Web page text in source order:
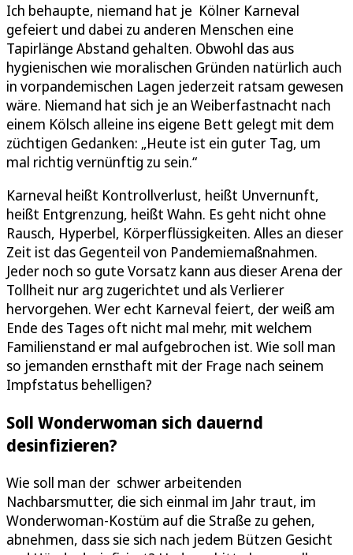
Ich behaupte, niemand hat je Kölner Karneval
gefeiert und dabei zu anderen Menschen eine
Tapirlänge Abstand gehalten. Obwohl das aus
hygienischen wie moralischen Gründen natürlich auch
in vorpandemischen Lagen jederzeit ratsam gewesen
wäre. Niemand hat sich je an Weiberfastnacht nach
einem Kölsch alleine ins eigene Bett gelegt mit dem
züchtigen Gedanken: „Heute ist ein guter Tag, um
mal richtig vernünftig zu sein.“
Karneval heißt Kontrollverlust, heißt Unvernunft,
heißt Entgrenzung, heißt Wahn. Es geht nicht ohne
Rausch, Hyperbel, Körperflüssigkeiten. Alles an dieser
Zeit ist das Gegenteil von Pandemiemaßnahmen.
Jeder noch so gute Vorsatz kann aus dieser Arena der
Tollheit nur arg zugerichtet und als Verlierer
hervorgehen. Wer echt Karneval feiert, der weiß am
Ende des Tages oft nicht mal mehr, mit welchem
Familienstand er mal aufgebrochen ist. Wie soll man
so jemanden ernsthaft mit der Frage nach seinem
Impfstatus behelligen?
Soll Wonderwoman sich dauernd
desinfizieren?
Wie soll man der schwer arbeitenden
Nachbarsmutter, die sich einmal im Jahr traut, im
Wonderwoman-Kostüm auf die Straße zu gehen,
abnehmen, dass sie sich nach jedem Bützen Gesicht